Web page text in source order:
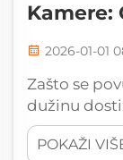
Kamere:
2026-01-01
Zašto se
dužinu
radijusa
Većina ljudi
POKAŽI